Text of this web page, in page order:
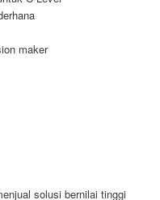
maker
solusi bernilai tinggi